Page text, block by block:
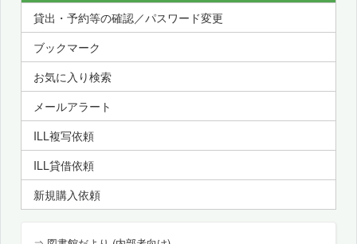
貸出・予約等の確認／パスワード変更
ブックマーク
お気に入り検索
メールアラート
ILL複写依頼
ILL貸借依頼
新規購入依頼